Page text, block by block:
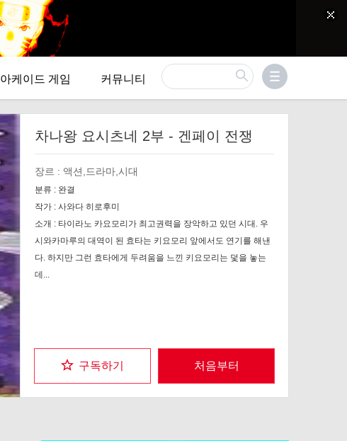
아케이드 게임 커뮤니티
차나왕 요시츠네 2부 - 겐페이 전쟁
구독하기 처음부터
장르 : 액션,드라마,시대
분류 : 완결
작가 : 사와다 히로후미
소개 : 타이라노 카요모리가 최고권력을 장악하고 있던 시대. 우
시와카마루의 대역이 된 효타는 키요모리 앞에서도 연기를 해낸
다. 하지만 그런 효타에게 두려움을 느낀 키요모리는 덫을 놓는
데...